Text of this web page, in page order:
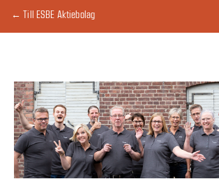
← Till ESBE Aktiebolag